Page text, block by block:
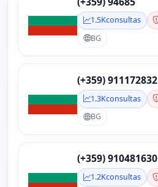
1.5Kconsultas
BG
(+359) 911172832
1.3Kconsultas
BG
(+359) 910481630
1.2Kconsultas